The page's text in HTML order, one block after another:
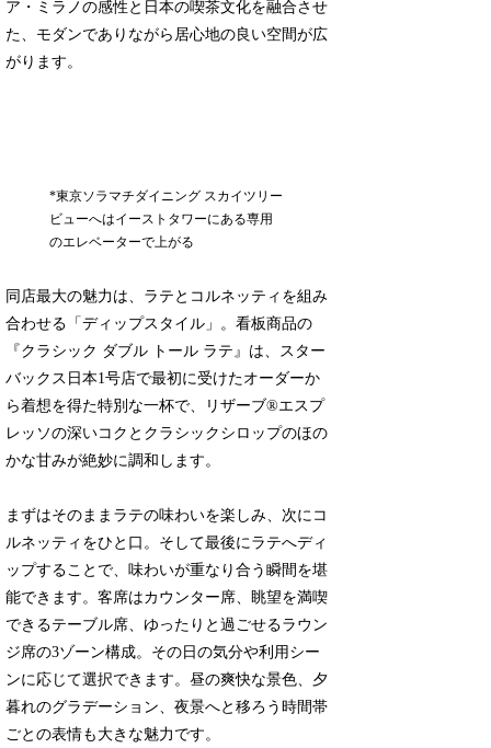
ア・ミラノの感性と日本の喫茶文化を融合させ
た、モダンでありながら居心地の良い空間が広
がります。
*東京ソラマチダイニング スカイツリー
ビューへはイーストタワーにある専用
のエレベーターで上がる
同店最大の魅力は、ラテとコルネッティを組み
合わせる「ディップスタイル」。看板商品の
『クラシック ダブル トール ラテ』は、スター
バックス日本1号店で最初に受けたオーダーか
ら着想を得た特別な一杯で、リザーブ®エスプ
レッソの深いコクとクラシックシロップのほの
かな甘みが絶妙に調和します。
まずはそのままラテの味わいを楽しみ、次にコ
ルネッティをひと口。そして最後にラテへディ
ップすることで、味わいが重なり合う瞬間を堪
能できます。客席はカウンター席、眺望を満喫
できるテーブル席、ゆったりと過ごせるラウン
ジ席の3ゾーン構成。その日の気分や利用シー
ンに応じて選択できます。昼の爽快な景色、夕
暮れのグラデーション、夜景へと移ろう時間帯
ごとの表情も大きな魅力です。